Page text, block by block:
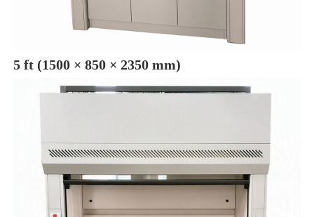
5 ft (1500 × 850 × 2350 mm)